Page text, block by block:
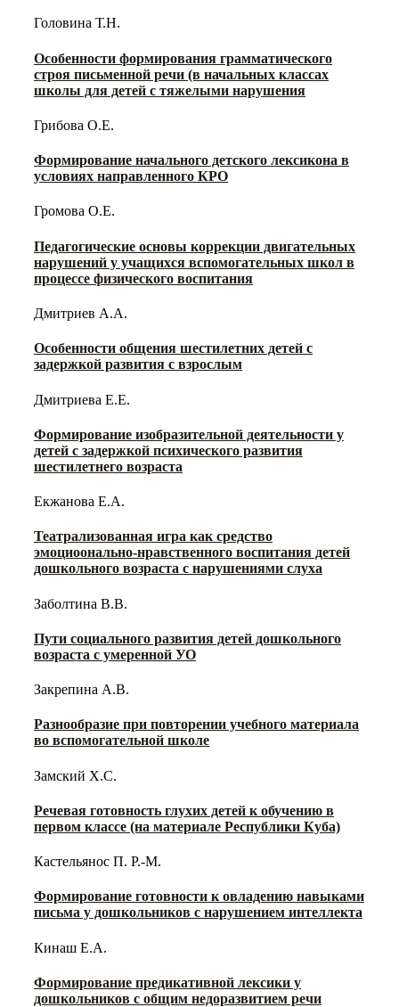
Головина Т.Н.
Особенности формирования грамматического
строя письменной речи (в начальных классах
школы для детей с тяжелыми нарушения
Грибова О.Е.
Формирование начального детского лексикона в
условиях направленного КРО
Громова О.Е.
Педагогические основы коррекции двигательных
нарушений у учащихся вспомогательных школ в
процессе физического воспитания
Дмитриев А.А.
Особенности общения шестилетних детей с
задержкой развития с взрослым
Дмитриева Е.Е.
Формирование изобразительной деятельности у
детей с задержкой психического развития
шестилетнего возраста
Екжанова Е.А.
Театрализованная игра как средство
эмоциоонально-нравственного воспитания детей
дошкольного возраста с нарушениями слуха
Заболтина В.В.
Пути социального развития детей дошкольного
возраста с умеренной УО
Закрепина А.В.
Разнообразие при повторении учебного материала
во вспомогательной школе
Замский Х.С.
Речевая готовность глухих детей к обучению в
первом классе (на материале Республики Куба)
Кастельянос П. Р.-М.
Формирование готовности к овладению навыками
письма у дошкольников с нарушением интеллекта
Кинаш Е.А.
Формирование предикативной лексики у
дошкольников с общим недоразвитием речи